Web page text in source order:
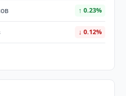
↑ 0.23%
↓ 0.12%